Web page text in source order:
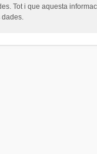
Tot i que aquesta
dades.